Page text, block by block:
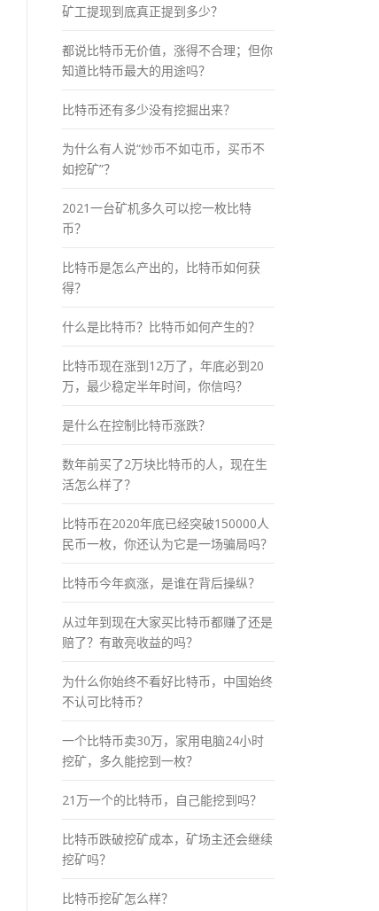
矿工提现到底真正提到多少？
都说比特币无价值，涨得不合理；但你
知道比特币最大的用途吗？
比特币还有多少没有挖掘出来？
为什么有人说“炒币不如屯币，买币不
如挖矿”？
2021一台矿机多久可以挖一枚比特
币？
比特币是怎么产出的，比特币如何获
得？
什么是比特币？比特币如何产生的？
比特币现在涨到12万了，年底必到20
万，最少稳定半年时间，你信吗？
是什么在控制比特币涨跌？
数年前买了2万块比特币的人，现在生
活怎么样了？
比特币在2020年底已经突破150000人
民币一枚，你还认为它是一场骗局吗？
比特币今年疯涨，是谁在背后操纵？
从过年到现在大家买比特币都赚了还是
赔了？有敢亮收益的吗？
为什么你始终不看好比特币，中国始终
不认可比特币？
一个比特币卖30万，家用电脑24小时
挖矿，多久能挖到一枚？
21万一个的比特币，自己能挖到吗？
比特币跌破挖矿成本，矿场主还会继续
挖矿吗？
比特币挖矿怎么样？